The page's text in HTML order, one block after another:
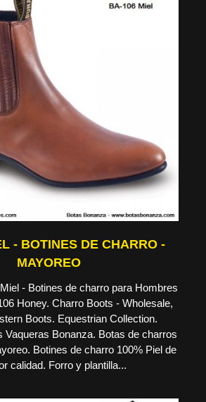
- BOTINES DE CHARRO -
MAYOREO
- Botines de charro para Hombres
Honey. Charro Boots - Wholesale,
Boots. Equestrian Collection.
Vaqueras Bonanza. Botas de charros
Botines de charro 100% Piel de
calidad. Forro y plantilla...